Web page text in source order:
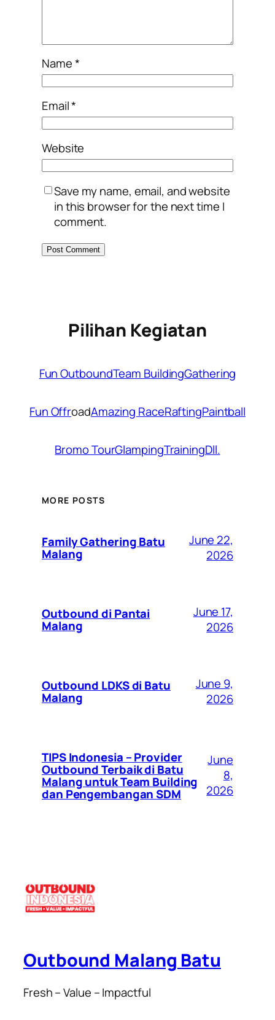
Name*
Email*
Website
Save my name, email, and website
in this browser for the next time I
comment.
Pilihan Kegiatan
Fun OutboundTeam BuildingGathering
Fun OffroadAmazing RaceRaftingPaintball
Bromo TourGlampingTrainingDll.
MORE POSTS
Family Gathering Batu
Malang
June 22,
2026
Outbound di Pantai
Malang
June 17,
2026
Outbound LDKS di Batu
Malang
June 9,
2026
TIPS Indonesia – Provider
Outbound Terbaik di Batu
Malang untuk Team Building
dan Pengembangan SDM
June
8,
2026
Outbound Malang Batu
Fresh – Value – Impactful